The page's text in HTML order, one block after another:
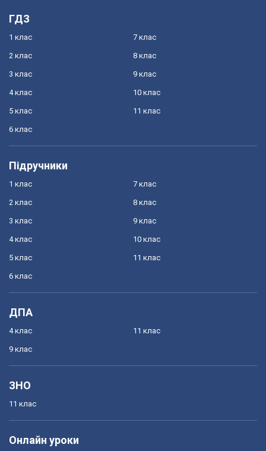
ГДЗ
1 клас
2 клас
3 клас
4 клас
5 клас
6 клас
7 клас
8 клас
9 клас
10 клас
11 клас
Підручники
1 клас
2 клас
3 клас
4 клас
5 клас
6 клас
7 клас
8 клас
9 клас
10 клас
11 клас
ДПА
4 клас
9 клас
11 клас
ЗНО
11 клас
Онлайн уроки